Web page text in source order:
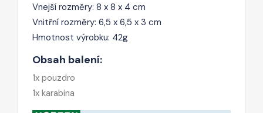
Vnejší rozměry: 8 x 8 x 4 cm
Vnitřní rozměry: 6,5 x 6,5 x 3 cm
Hmotnost výrobku: 42g
Obsah balení:
1x pouzdro
1x karabina